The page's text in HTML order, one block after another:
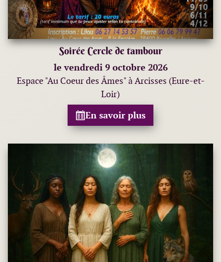
Soirée Cercle de tambour
le vendredi 9 octobre 2026
Espace "Au Coeur des Âmes" à Arcisses (Eure-et-
Loir)
En savoir plus